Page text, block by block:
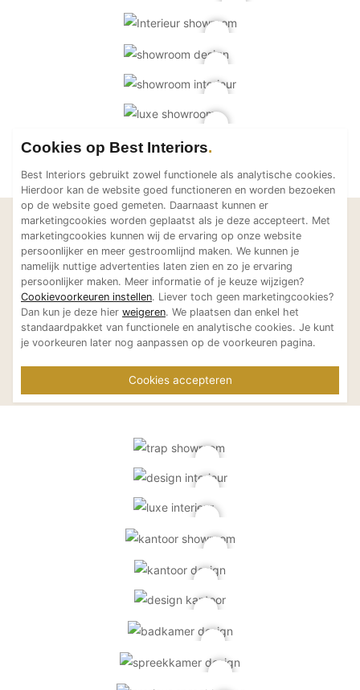
Laat je inspireren
Bekijk meer projecten van
Tint Decoratie
Tint Decoratie
Exclusieve
decoratieve
afwerkingen woning
JVB
Tint Decoratie
Exclusieve
decoratieve
R.VD
Cookies op Best Interiors
Best Interiors gebruikt zowel functionele als analytische cookies.
Hierdoor kan de website goed functioneren en worden bezoeken
op de website goed gemeten. Daarnaast kunnen er
marketingcookies worden geplaatst als je deze accepteert. Met
marketingcookies kunnen wij de ervaring op onze website
persoonlijker en meer gestroomlijnd maken. We kunnen je
namelijk nuttige advertenties laten zien en zo je ervaring
persoonlijker maken. Meer informatie of je keuze wijzigen?
Cookievoorkeuren instellen. Liever toch geen marketingcookies?
Dan kun je deze hier weigeren. We plaatsen dan enkel het
standaardpakket van functionele en analytische cookies. Je kunt
je voorkeuren later nog aanpassen op de voorkeuren pagina.
Cookies accepteren